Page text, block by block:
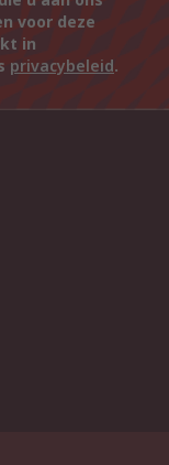
voor deze
in
privacybeleid.